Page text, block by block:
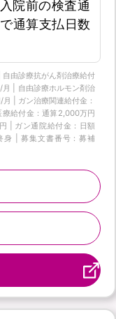
院前の検査通
通算支払日数
由診療抗がん剤治療給付
| 自由診療ホルモン剤治
| ガン治療関連給付金：
給付金：通算2,000万円
| ガン通院給付金：日額
| 募集文書番号：募補